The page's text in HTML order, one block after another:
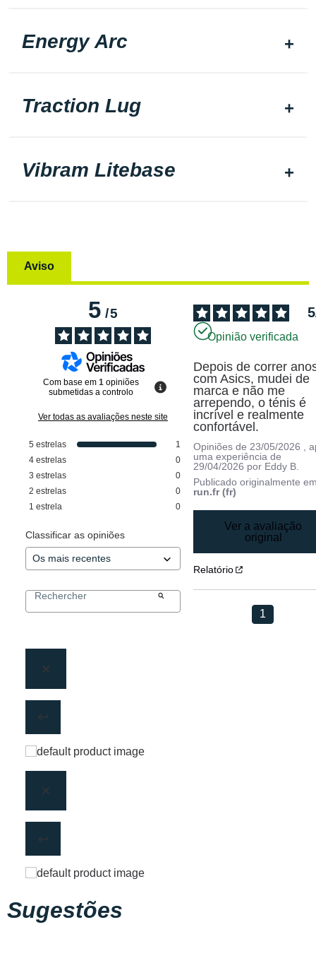
Energy Arc
Traction Lug
Vibram Litebase
Aviso
5/5
Com base em 1 opiniões
submetidas a controlo
Ver todas as avaliações neste site
5 estrelas
1
4 estrelas
0
3 estrelas
0
2 estrelas
0
1 estrela 0
Classificar as opiniões
5
Opinião verificada
Depois de correr
com Asics, mudei de
marca e não me
arrependo, o ténis é
incrível e realmente
confortável.
Opiniões de 23/05/2026
,
uma experiência de
29/04/2026 por Eddy B.
Publicado originalmente
run.fr (fr)
Ver a avaliação
original
Relatório
1
Sugestões